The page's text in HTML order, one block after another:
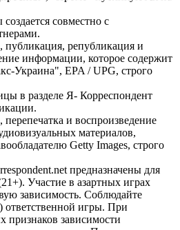
совместно с
републикация и
информации, которое содержит
Украина", EPA / UPG, строго
в разделе Я- Корреспондент
и воспроизведение
материалов,
Getty Images, строго
предназначены для
Участие в азартных играх
зависимость. Соблюдайте
игры. При
признаков зависимости